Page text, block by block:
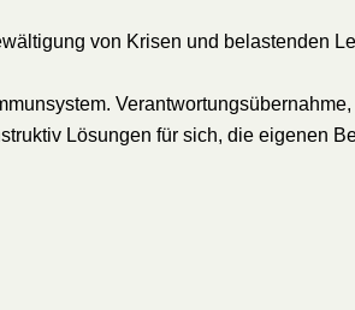
von Krisen und belastenden
Lösungen für sich, die eigenen